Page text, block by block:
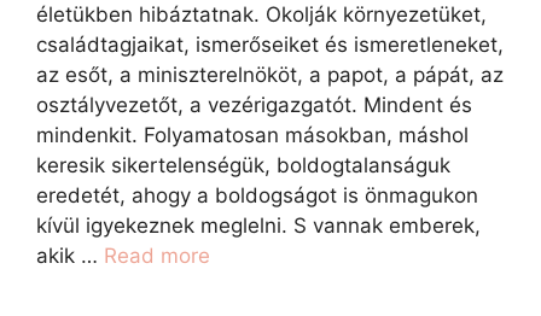
életükben hibáztatnak. Okolják környezetüket,
családtagjaikat, ismerőseiket és ismeretleneket,
az esőt, a miniszterelnököt, a papot, a pápát, az
osztályvezetőt, a vezérigazgatót. Mindent és
mindenkit. Folyamatosan másokban, máshol
keresik sikertelenségük, boldogtalanságuk
eredetét, ahogy a boldogságot is önmagukon
kívül igyekeznek meglelni. S vannak emberek,
akik … Read more